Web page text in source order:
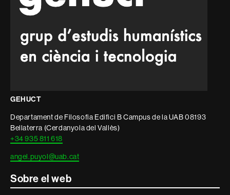
GEHUCT
Departament de Filosofia Edifici B Campus de la UAB 08193
Bellaterra (Cerdanyola del Vallès)
+34 935 811 618
angel.puyol@uab.cat
Sobre el web